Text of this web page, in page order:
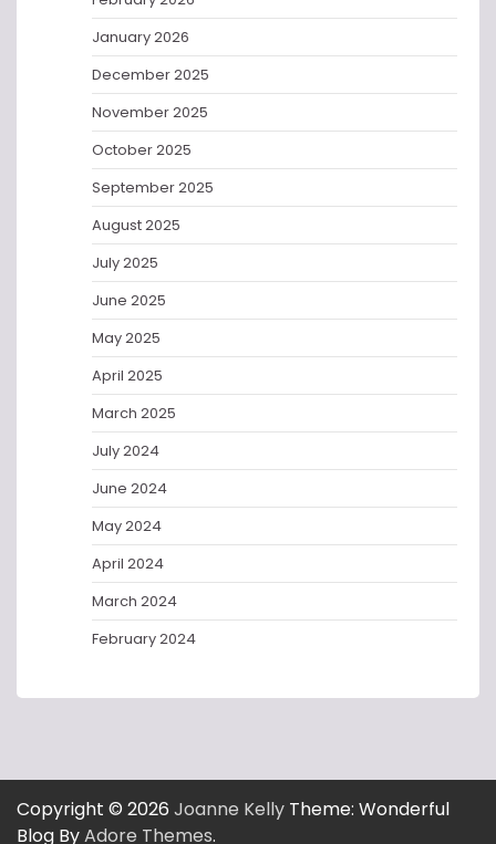
January 2026
December 2025
November 2025
October 2025
September 2025
August 2025
July 2025
June 2025
May 2025
April 2025
March 2025
July 2024
June 2024
May 2024
April 2024
March 2024
February 2024
Copyright © 2026 Joanne Kelly Theme: Wonderful
Blog ByAdore Themes.